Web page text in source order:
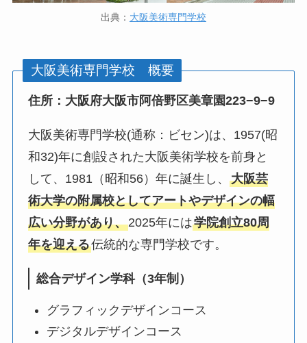
出典： 大阪美術専門学校
大阪美術専門学校 概要
住所：大阪府大阪市阿倍野区美章園223−9−9
大阪美術専門学校(通称：ビセン)は、1957(昭
和32)年に創設された大阪美術学校を前身と
して、1981（昭和56）年に誕生し、大阪芸
術大学の附属校としてアートやデザインの幅
広い分野があり、2025年には学院創立80周
年を迎える伝統的な専門学校です。
総合デザイン学科（3年制）
グラフィックデザインコース
デジタルデザインコース